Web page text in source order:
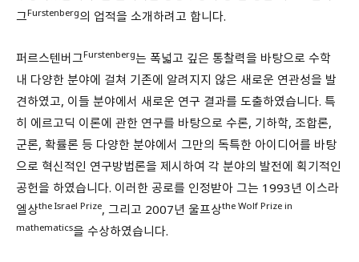
그Furstenberg의 업적을 소개하려고 합니다.
퍼르스텐버그Furstenberg는 폭넓고 깊은 통찰력을 바탕으로 수학
내 다양한 분야에 걸쳐 기존에 알려지지 않은 새로운 연관성을 발
견하였고, 이들 분야에서 새로운 연구 결과를 도출하였습니다. 특
히 에르고딕 이론에 관한 연구를 바탕으로 수론, 기하학, 조합론,
군론, 확률론 등 다양한 분야에서 그만의 독특한 아이디어를 바탕
으로 혁신적인 연구방법론을 제시하여 각 분야의 발전에 획기적인
공헌을 하였습니다. 이러한 공로를 인정받아 그는 1993년 이스라
엘상the Israel Prize, 그리고 2007년 울프상the Wolf Prize in
mathematics을 수상하였습니다.